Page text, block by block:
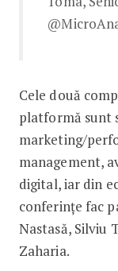
Cele două
platformă sunt
marketing/
management,
digital, iar din
conferințe fac
Nastasă, Silviu
Zaharia.